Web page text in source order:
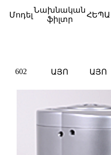
Մոդել
Նախնական
ֆիլտր
ՀԵՊԱ
602 ԱՅՈ ԱՅՈ